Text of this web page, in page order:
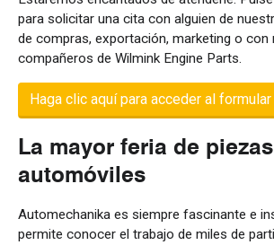
para solicitar una cita con alguien de
de compras, exportación, marketing o con
compañeros de Wilmink Engine Parts.
Haga clic aquí para acceder al formular
La mayor feria de
automóviles
Automechanika es siempre fascinante e
permite conocer el trabajo de miles de